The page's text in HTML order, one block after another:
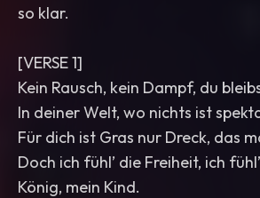
so klar.
[VERSE 1]
Kein Rausch, kein Dampf, du
In deiner Welt, wo nichts ist
Für dich ist Gras nur Dreck, das
Doch ich fühl’ die Freiheit, ich
König, mein Kind.